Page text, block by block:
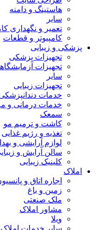
هاستینگ و دامنه
سایر
تعمیر و نگهداری
کامپیوتر و قطعات
پزشکی و زیبایی
تجهیزات پزشکی
تجهیزات
سایر
تجهیزات زیبایی
خدمات
خدمات درمانی و
سمعک
کاشت و ترمیم مو
تغذیه و رژیم غذایی
لوازم آرایشی و
سالن آرایش و
کلینیک زیبایی
املاک
اجاره اتاق و
زمین و باغ
ملک صنعتی
مشاور املاک
ویلا